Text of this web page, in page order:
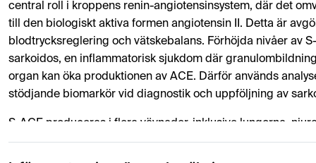
central roll i kroppens renin-angiotensinsystem, där det
till den biologiskt aktiva formen angiotensin II. Detta är
blodtrycksreglering och vätskebalans. Förhöjda nivåer av
sarkoidos, en inflammatorisk sjukdom där
organ kan öka produktionen av ACE. Därför används
stödjande biomarkör vid diagnostik och uppföljning av
S-ACE produceras i flera vävnader, inklusive lungorna,
endotel, men nivån i blodet kan påverkas av